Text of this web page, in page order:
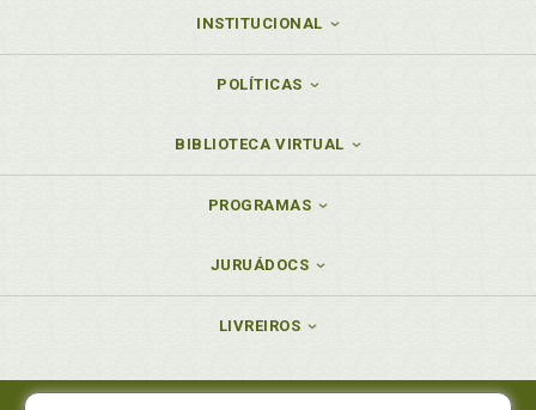
INSTITUCIONAL
POLÍTICAS
BIBLIOTECA VIRTUAL
PROGRAMAS
JURUÁDOCS
LIVREIROS